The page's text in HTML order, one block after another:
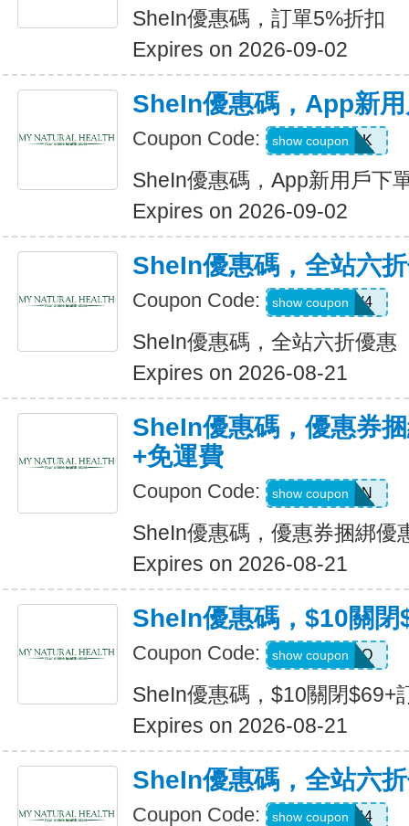
SheIn優惠碼，訂單5%折扣
Expires on 2026-09-02
SheIn優惠碼，App新
Coupon Code: 4WM786K
show coupon
SheIn優惠碼，App新用戶下
Expires on 2026-09-02
SheIn優惠碼，全站六
Coupon Code: LS8V4
show coupon
SheIn優惠碼，全站六折優惠
Expires on 2026-08-21
SheIn優惠碼，優惠券
+免運費
Coupon Code: Q82333N
show coupon
SheIn優惠碼，優惠券捆綁優
Expires on 2026-08-21
SheIn優惠碼，$10關閉
Coupon Code: HELLO
show coupon
SheIn優惠碼，$10關閉$69+
Expires on 2026-08-21
SheIn優惠碼，全站六
Coupon Code: V3A44
show coupon